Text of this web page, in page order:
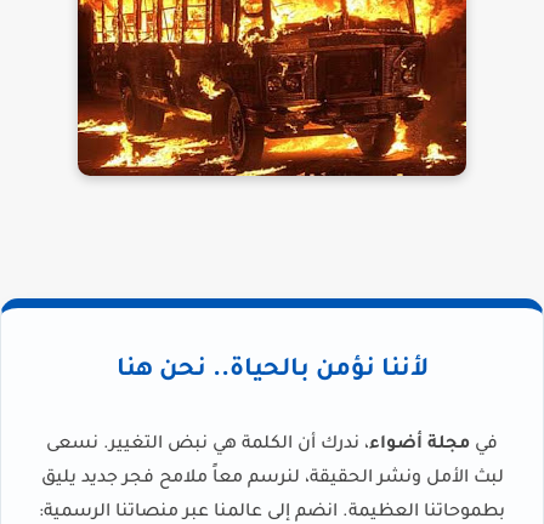
لأننا نؤمن بالحياة.. نحن هنا
في مجلة أضواء، ندرك أن الكلمة هي نبض التغيير. نسعى
لبث الأمل ونشر الحقيقة، لنرسم معاً ملامح فجر جديد يليق
بطموحاتنا العظيمة. انضم إلى عالمنا عبر منصاتنا الرسمية: